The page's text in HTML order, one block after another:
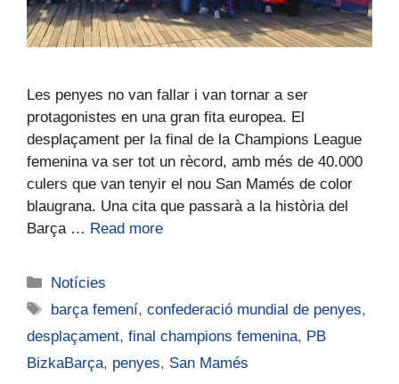
Les penyes no van fallar i van tornar a ser
protagonistes en una gran fita europea. El
desplaçament per la final de la Champions League
femenina va ser tot un rècord, amb més de 40.000
culers que van tenyir el nou San Mamés de color
blaugrana. Una cita que passarà a la història del
Barça … Read more
Notícies
barça femení,confederació mundial de penyes,
desplaçament, final champions femenina, PB
BizkaBarça, penyes, San Mamés